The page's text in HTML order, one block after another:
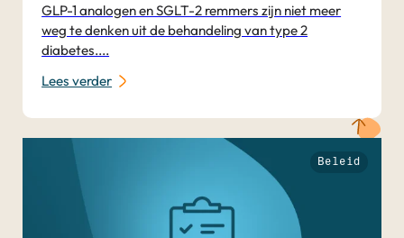
GLP-1 analogen en SGLT-2 remmers zijn niet meer
weg te denken uit de behandeling van type 2
diabetes....
Lees verder
Beleid